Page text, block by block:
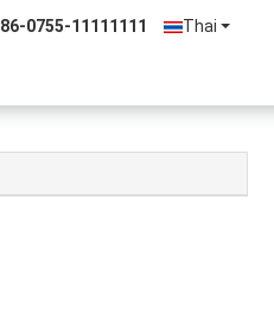
Thai
86-0755-11111111